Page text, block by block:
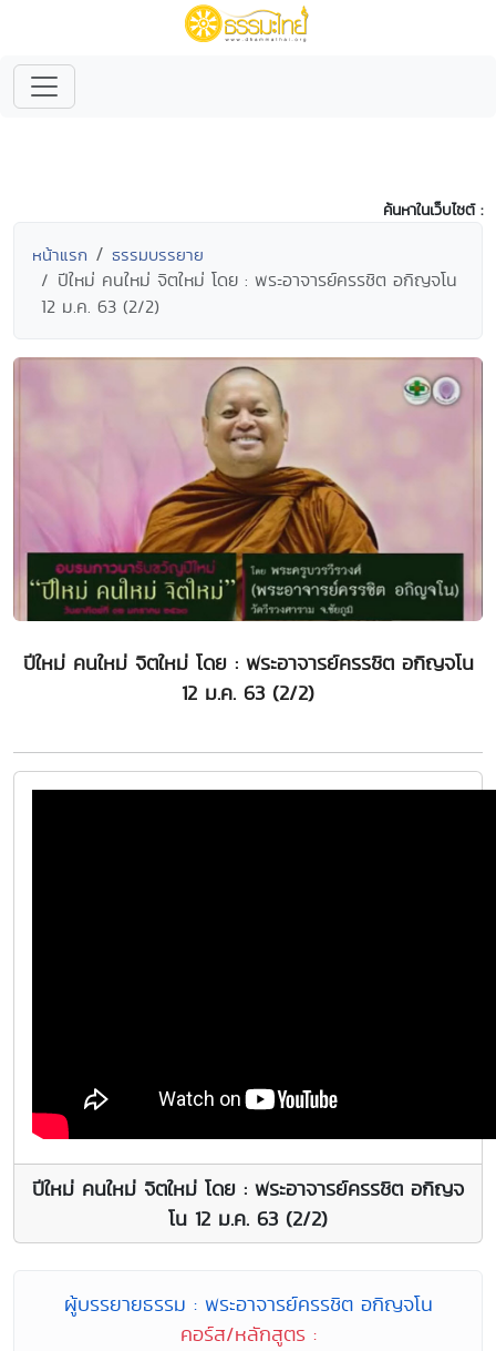
ค้นหาในเว็บไซต์ :
หน้าแรก ธรรมบรรยาย
ปีใหม่ คนใหม่ จิตใหม่ โดย : พระอาจารย์ครรชิต อกิญจโน
12 ม.ค. 63 (2/2)
ปีใหม่ คนใหม่ จิตใหม่ โดย : พระอาจารย์ครรชิต อกิญจโน
12 ม.ค. 63 (2/2)
ปีใหม่ คนใหม่ จิตใหม่ โดย : พระอาจารย์ครรชิต อกิญจ
โน 12 ม.ค. 63 (2/2)
ผู้บรรยายธรรม : พระอาจารย์ครรชิต อกิญจโน
คอร์ส/หลักสูตร :